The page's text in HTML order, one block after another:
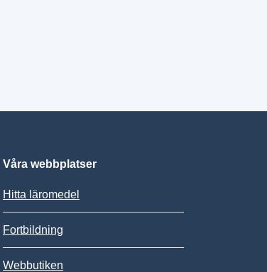
Våra webbplatser
Hitta läromedel
Fortbildning
Webbutiken